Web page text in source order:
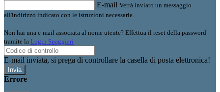
E-mail Verrà inviato un messaggio
all'indirizzo indicato con le istruzioni necessarie.
Non hai una e-mail associata al nome utente? Effettua il reset della password
tramite la Login Spaggiari
E-mail inviata, si prega di controllare la casella di posta elettronica!
Errore